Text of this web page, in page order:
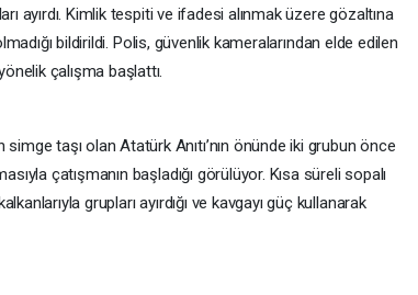
ayırdı. Kimlik tespiti ve ifadesi alınmak üzere gözaltına
bildirildi. Polis, güvenlik kameralarından elde edilen
çalışma başlattı.
simge taşı olan Atatürk Anıtı’nın önünde iki grubun önce
çatışmanın başladığı görülüyor. Kısa süreli sopalı
grupları ayırdığı ve kavgayı güç kullanarak